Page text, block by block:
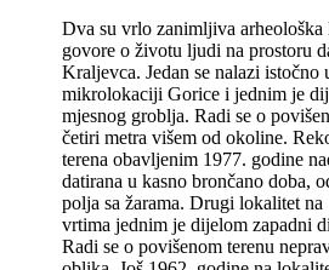
Dva su vrlo zanimljiva
govore o životu ljudi na prostoru
Kraljevca. Jedan se nalazi istočno
mikrolokaciji Gorice i jednim je
mjesnog groblja. Radi se o
četiri metra višem od okoline.
terena obavljenim 1977. godine
datirana u kasno brončano doba,
polja sa žarama. Drugi lokalitet
vrtima jednim je dijelom zapadni
Radi se o povišenom terenu